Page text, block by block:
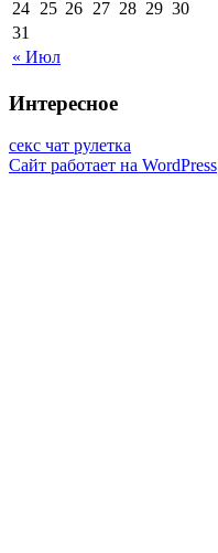
« Июл
24 25 26 27 28 29 30
31
Интересное
секс чат рулетка
Сайт работает на WordPress